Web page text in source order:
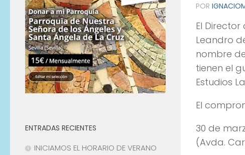
POR
El
Leandro
nombre
tienen el
Estudios
El
30 de
(Avda.
ENTRADAS RECIENTES
INICIAMOS EL HORARIO DE VERANO